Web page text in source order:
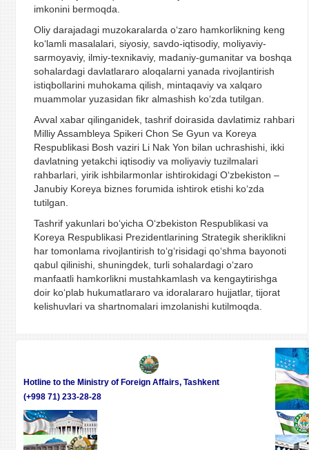
imkonini bermoqda.
Oliy darajadagi muzokaralarda o‘zaro hamkorlikning keng
ko‘lamli masalalari, siyosiy, savdo-iqtisodiy, moliyaviy-
sarmoyaviy, ilmiy-texnikaviy, madaniy-gumanitar va boshqa
sohalardagi davlatlararo aloqalarni yanada rivojlantirish
istiqbollarini muhokama qilish, mintaqaviy va xalqaro
muammolar yuzasidan fikr almashish ko‘zda tutilgan.
Avval xabar qilinganidek, tashrif doirasida davlatimiz rahbari
Milliy Assambleya Spikeri Chon Se Gyun va Koreya
Respublikasi Bosh vaziri Li Nak Yon bilan uchrashishi, ikki
davlatning yetakchi iqtisodiy va moliyaviy tuzilmalari
rahbarlari, yirik ishbilarmonlar ishtirokidagi O‘zbekiston –
Janubiy Koreya biznes forumida ishtirok etishi ko‘zda
tutilgan.
Tashrif yakunlari bo‘yicha O‘zbekiston Respublikasi va
Koreya Respublikasi Prezidentlarining Strategik sheriklikni
har tomonlama rivojlantirish to‘g‘risidagi qo‘shma bayonoti
qabul qilinishi, shuningdek, turli sohalardagi o‘zaro
manfaatli hamkorlikni mustahkamlash va kengaytirishga
doir ko‘plab hukumatlararo va idoralararo hujjatlar, tijorat
kelishuvlari va shartnomalari imzolanishi kutilmoqda.
Hotline to the Ministry of Foreign Affairs, Tashkent
(+998 71) 233-28-28